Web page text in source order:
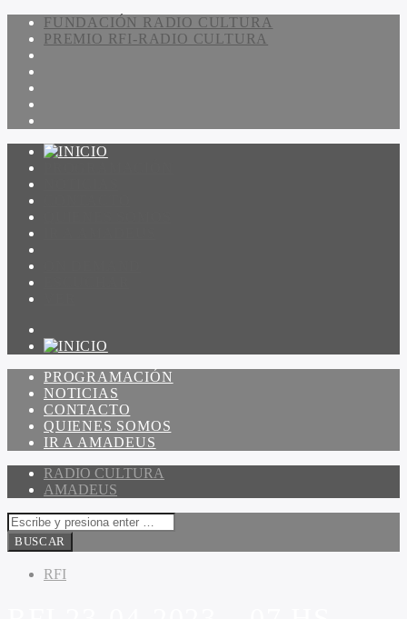
FUNDACIÓN RADIO CULTURA
PREMIO RFI-RADIO CULTURA
PROGRAMACIÓN
NOTICIAS
CONTACTO
QUIENES SOMOS
IR A AMADEUS
RADIO CULTURA
AMADEUS
RFI